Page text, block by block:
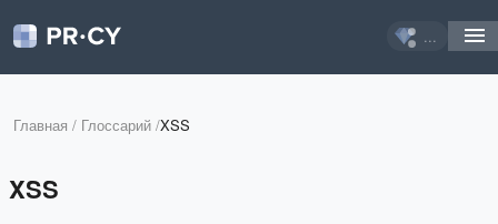
...
Главная / Глоссарий /XSS
XSS